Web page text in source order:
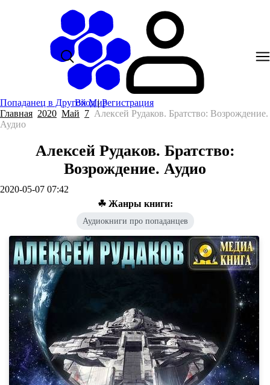
Попаданец в Другой Мир
Вход|Регистрация
Главная 2020 Май 7 Алексей Рудаков. Братство: Возрождение.
Аудио
Алексей Рудаков. Братство:
Возрождение. Аудио
2020-05-07 07:42
☘ Жанры книги:
Аудиокниги про попаданцев